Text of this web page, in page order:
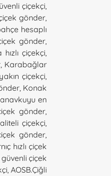
çiçekçi,
gönder,
hesaplı
gönder,
hızlı çiçekçi,
, Karabağlar
çiçekçi,
, Konak
en
gönder,
çiçekçi,
gönder,
hızlı çiçek
çiçek
,AOSB.Çiğli